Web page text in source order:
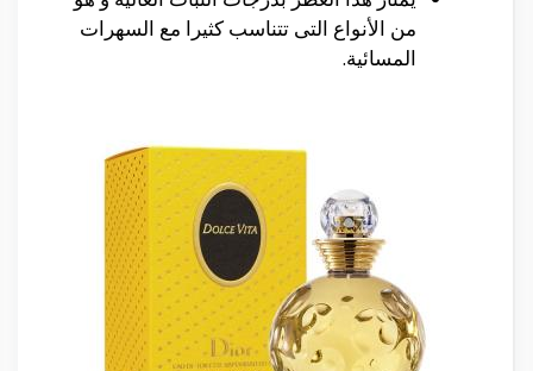
من الأنواع التى تتناسب كثيرا مع السهرات
المسائية.